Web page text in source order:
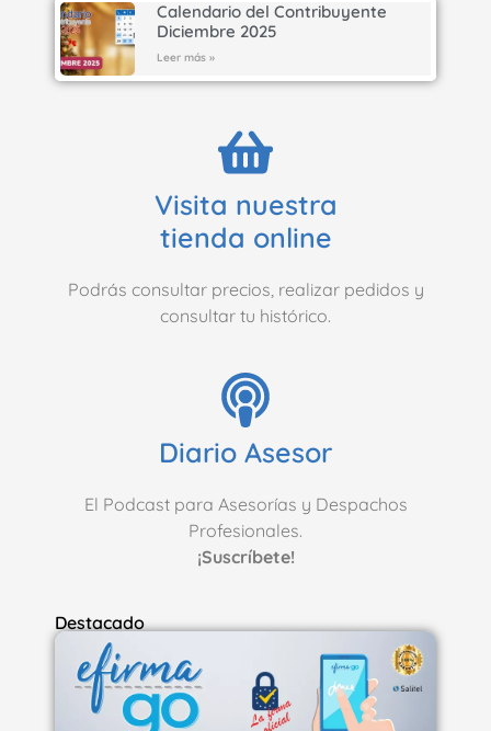
Calendario del Contribuyente
Diciembre 2025
Leer más »
Visita nuestra
tienda online
Podrás consultar precios, realizar pedidos y
consultar tu histórico.
Diario Asesor
El Podcast para Asesorías y Despachos
Profesionales.
¡Suscríbete!
Destacado